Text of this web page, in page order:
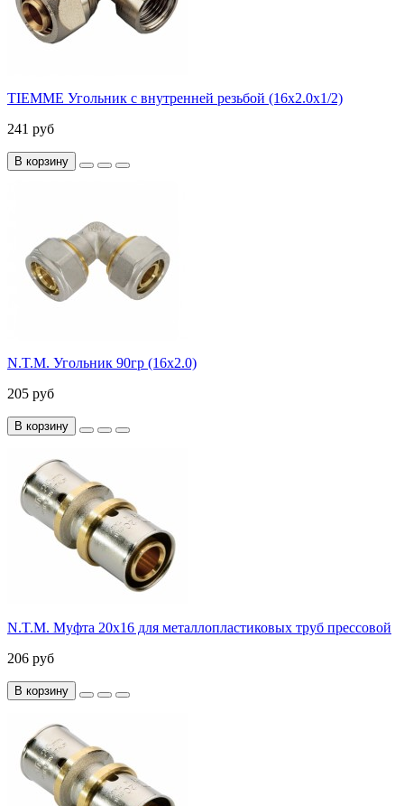
TIEMME Угольник с внутренней резьбой (16х2.0х1/2)
241 руб
В корзину
N.T.M. Угольник 90гр (16х2.0)
205 руб
В корзину
N.T.M. Муфта 20x16 для металлопластиковых труб прессовой
206 руб
В корзину